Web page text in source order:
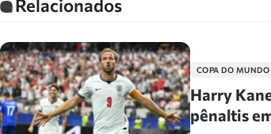
Relacionados
COPA DO MUNDO
Harry
pênaltis